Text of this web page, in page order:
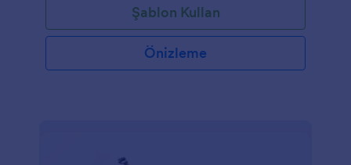
Şablon Kullan
Önizleme